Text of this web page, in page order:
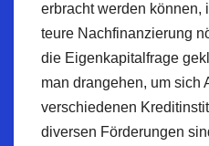
erbracht werden können,
teure Nachfinanzierung
die Eigenkapitalfrage
man drangehen, um sich
verschiedenen
diversen Förderungen